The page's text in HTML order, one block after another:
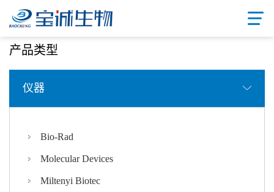
首页/ 产品中心
产品类型
仪器
Bio-Rad
Molecular Devices
Miltenyi Biotec